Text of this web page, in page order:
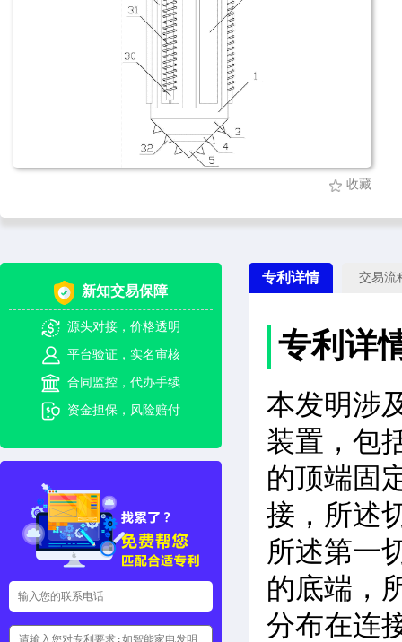
收藏
新知交易保障
源头对接，价格透明
平台验证，实名审核
合同监控，代办手续
资金担保，风险赔付
专利详情 交易流
专利详
本发明涉
装置，包
的顶端固
接，所述
所述第一
的底端，
分布在连